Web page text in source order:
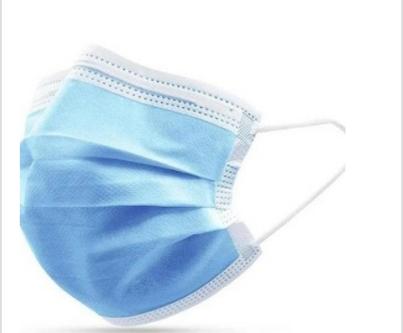
onde são realizadas as atividades e biblioteca técnica de
apoio, tudo para garantir jateamento abrasivo com granalha
de aço com assertividade.Há muitas maneiras eficientes de
uma empresa demonstrar competência, excelência e
destaque em sua área de atuação. A Arco Iris Manutenção se
mostra referência por ter: Soluções para tratamento e
revestimento em metais; Profissionais com vasta experiência
nas áreas de atuação; Escritório de alta qualidade onde são
realizadas as atividades.Discorrendo ainda sobre jateamento
abrasivo com granalha de aço, deve-se ter a exatidão em
orçar com empresas que prezam por produtos e serviços que
tenham ótima qualidade e precisão, características simples,
mas que mostram o comprometimento da empresa com